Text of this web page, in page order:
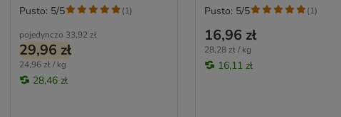
pojedynczo 33,92 zł
29,96 zł
24,96 zł / kg
28,46 zł
Pusto: 5/5 (1)
16,96 zł
28,28 zł / kg
16,11 zł
Pusto: 5/5 (1)